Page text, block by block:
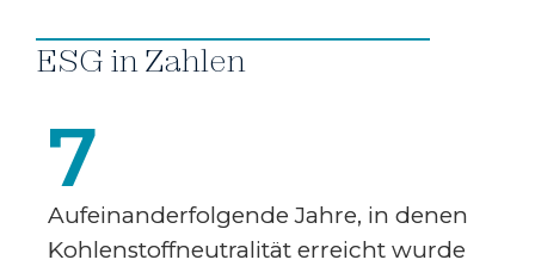
ESG in Zahlen
Aufeinanderfolgende Jahre, in denen
Kohlenstoffneutralität erreicht wurde
7